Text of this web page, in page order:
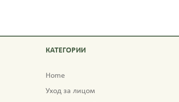
КАТЕГОРИИ
Home
Уход за лицом